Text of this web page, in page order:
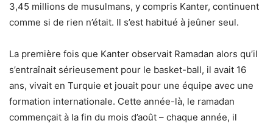
3,45 millions de musulmans, y compris Kanter, continuent
comme si de rien n’était. Il s’est habitué à jeûner seul.
La première fois que Kanter observait Ramadan alors qu’il
s’entraînait sérieusement pour le basket-ball, il avait 16
ans, vivait en Turquie et jouait pour une équipe avec une
formation internationale. Cette année-là, le ramadan
commençait à la fin du mois d’août – chaque année, il